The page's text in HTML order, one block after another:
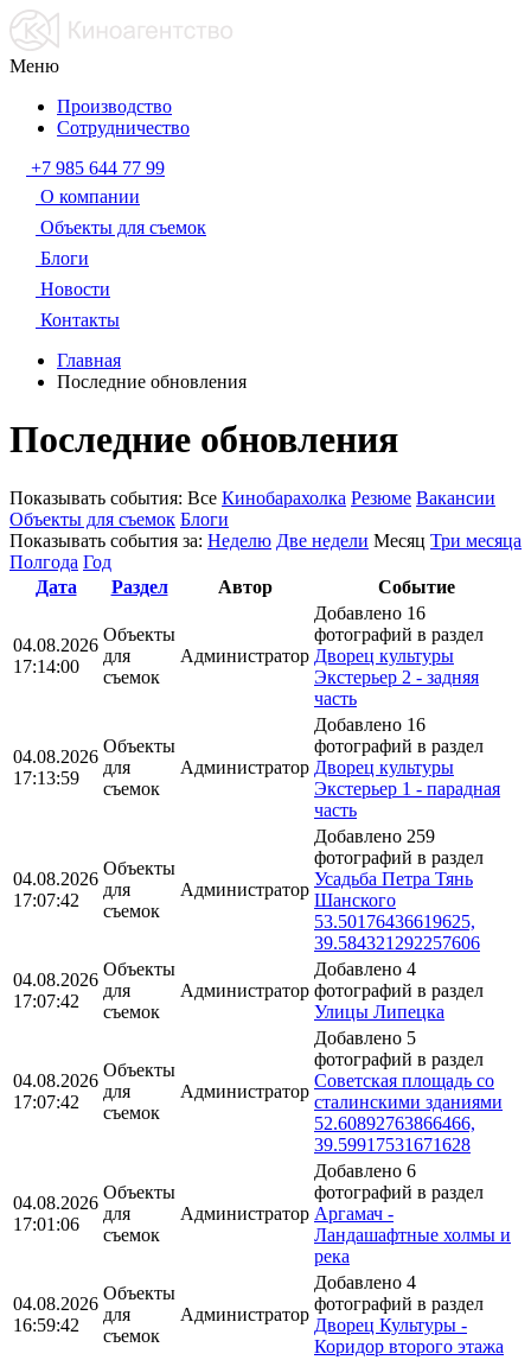
Меню
Производство
Сотрудничество
+7 985 644 77 99
О компании
Объекты для съемок
Блоги
Новости
Контакты
Главная
Последние обновления
Последние обновления
Показывать события: Все Кинобарахолка Резюме Вакансии
Объекты для съемок Блоги
Показывать события за: Неделю Две недели Месяц Три месяца
Полгода Год
Дата
Раздел Автор Событие
04.08.2026
17:14:00
Объекты
для
съемок
Администратор
Добавлено 16
фотографий в раздел
Дворец культуры
Экстерьер 2 - задняя
часть
04.08.2026
17:13:59
Объекты
для
съемок
Администратор
Добавлено 16
фотографий в раздел
Дворец культуры
Экстерьер 1 - парадная
часть
04.08.2026
17:07:42
Объекты
для
съемок
Администратор
Добавлено 259
фотографий в раздел
Усадьба Петра Тянь
Шанского
53.50176436619625,
39.584321292257606
04.08.2026
17:07:42
Объекты
для
съемок
Администратор
Добавлено 4
фотографий в раздел
Улицы Липецка
04.08.2026
17:07:42
Объекты
для
съемок
Администратор
Добавлено 5
фотографий в раздел
Советская площадь со
сталинскими зданиями
52.60892763866466,
39.59917531671628
04.08.2026
17:01:06
Объекты
для
съемок
Администратор
Добавлено 6
фотографий в раздел
Аргамач -
Ландашафтные холмы и
река
04.08.2026
16:59:42
Объекты
для
съемок
Администратор
Добавлено 4
фотографий в раздел
Дворец Культуры -
Коридор второго этажа